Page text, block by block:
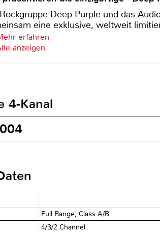
Deep Purple und das
eine exklusive, weltweit
erfahren
anzeigen
4-Kanal
Full Range, Class A/B
4/3/2 Channel